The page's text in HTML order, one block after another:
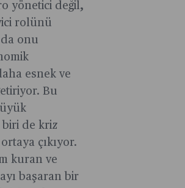
yönetici değil,
rolünü
onu
esnek ve
Bu
biri de kriz
çıkıyor.
kuran ve
başaran bir